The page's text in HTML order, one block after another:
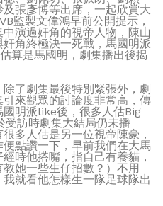
張彥博等出席，一起欣賞大
監製文偉鴻早前公開提示，
演過奸角的視帝人物，陳山
角終極決一死戰，馬國明派
算是馬國明，劇集播出後揭
了劇集最後特別緊張外，劇
來觀眾的討論度非常高，傳
明派like後，很多人估Big
受訪時劇集大結局仍未播
多人估是另一位視帝陳豪，
點讚一下，早前我們在大馬
時他搭嘴，指自己有養貓，
她一些生仔招數？）不用
就看他怎樣生一隊足球隊出